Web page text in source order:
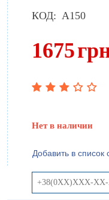
КОД: A150
1675
Нет в наличии
Добавить в список